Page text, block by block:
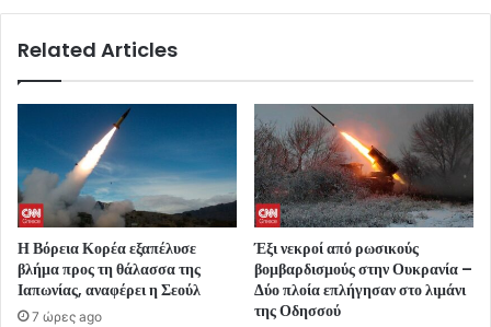
Related Articles
Η Βόρεια Κορέα εξαπέλυσε
βλήμα προς τη θάλασσα της
Ιαπωνίας, αναφέρει η Σεούλ
7 ώρες ago
Έξι νεκροί από ρωσικούς
βομβαρδισμούς στην Ουκρανία –
Δύο πλοία επλήγησαν στο λιμάνι
της Οδησσού